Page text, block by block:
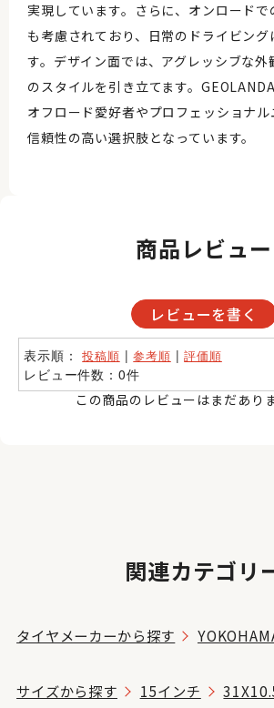
実現しています。さらに、オンロード
も考慮されており、日常のドライビング
す。デザイン面では、アグレッシブな外
のスタイルを引き立てます。
オフロード愛好者やプロフェッショナル
信頼性の高い選択肢となっています。
商品レビュー
レビューを書く
表示順：投稿順 |参考順 |評価順
レビュー件数：0件
この商品のレビューはまだあり
関連カテゴリ
タイヤメーカーから探す
サイズから探す 15インチ